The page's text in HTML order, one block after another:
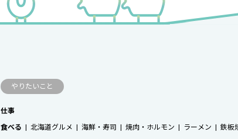
やりたいこと
仕事
食べる
北海道グルメ 海鮮・寿司 焼肉・ホルモン ラーメン
鉄板